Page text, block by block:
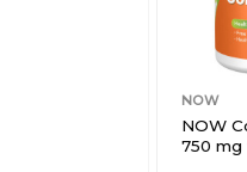
товара.
NOW
NOW
750 mg